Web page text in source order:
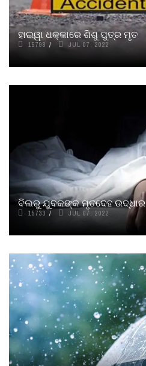
ହାଇୱା ଧକ୍କାରେ ଶିଶୁ ପୁତ୍ର ମୃତ
15798 JUL 07, 2022
ବିଲରୁ ଯୁବକଙ୍କ ମୃତଦେହ ଉଦ୍ଧାର
15733 JUL 07, 2022